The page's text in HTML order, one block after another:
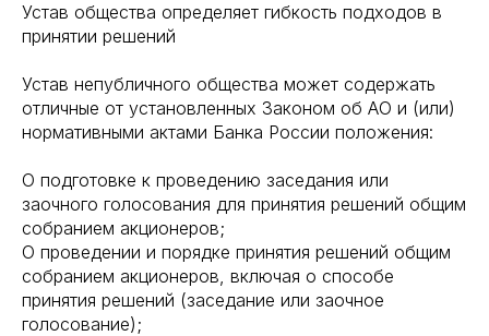
Устав общества определяет гибкость подходов в
принятии решений
Устав непубличного общества может содержать
отличные от установленных Законом об АО и (или)
нормативными актами Банка России положения:
О подготовке к проведению заседания или
заочного голосования для принятия решений общим
собранием акционеров;
О проведении и порядке принятия решений общим
собранием акционеров, включая о способе
принятия решений (заседание или заочное
голосование);